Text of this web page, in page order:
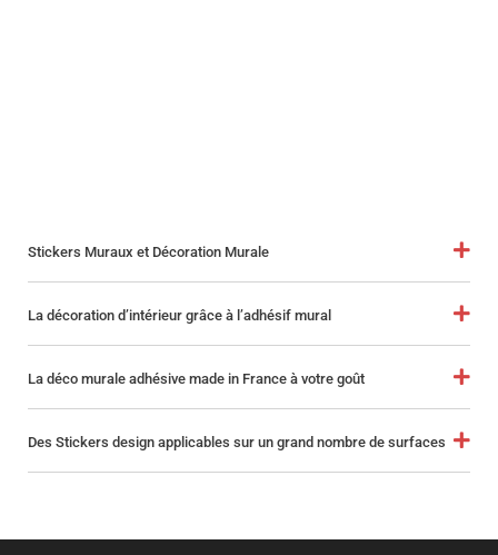
Stickers Muraux et Décoration Murale
La décoration d’intérieur grâce à l’adhésif mural
La déco murale adhésive made in France à votre goût
Des Stickers design applicables sur un grand nombre de surfaces